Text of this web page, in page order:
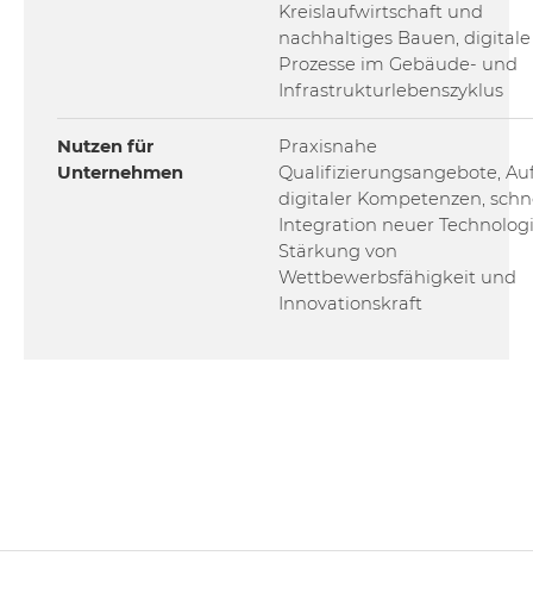
Kreislaufwirtschaft und
nachhaltiges Bauen, digitale
Prozesse im Gebäude- und
Infrastrukturlebenszyklus
Nutzen für
Unternehmen
Praxisnahe
Qualifizierungsangebote,
digitaler Kompetenzen,
Integration neuer
Stärkung von
Wettbewerbsfähigkeit und
Innovationskraft